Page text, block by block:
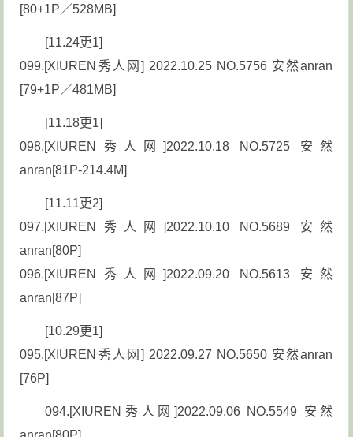
[80+1P／528MB]
[11.24更1]
099.[XIUREN秀人网] 2022.10.25 NO.5756 安然anran
[79+1P／481MB]
[11.18更1]
098.[XIUREN秀人网]2022.10.18 NO.5725 安然
anran[81P-214.4M]
[11.11更2]
097.[XIUREN秀人网]2022.10.10 NO.5689 安然
anran[80P]
096.[XIUREN秀人网]2022.09.20 NO.5613 安然
anran[87P]
[10.29更1]
095.[XIUREN秀人网] 2022.09.27 NO.5650 安然anran
[76P]
094.[XIUREN秀人网]2022.09.06 NO.5549 安然